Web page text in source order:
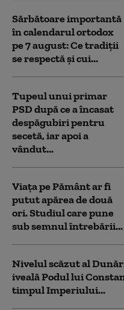
Sărbătoare importantă
în calendarul ortodox
pe 7 august: Ce tradiții
se respectă și cui...
Tupeul unui primar
PSD după ce a încasat
despăgubiri pentru
secetă, iar apoi a
vândut...
Viața pe Pământ ar fi
putut apărea de două
ori. Studiul care pune
sub semnul întrebării...
Nivelul scăzut al
iveală Podul lui
timpul Imperiului...